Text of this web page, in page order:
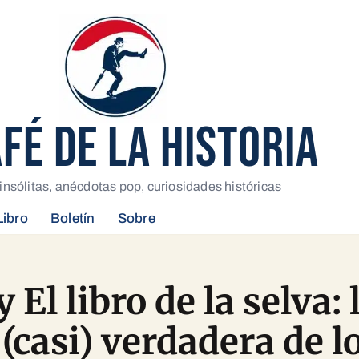
DE LA HISTORIA
anécdotas pop, curiosidades históricas
Boletín Sobre
El libro de la selva:
verdadera de